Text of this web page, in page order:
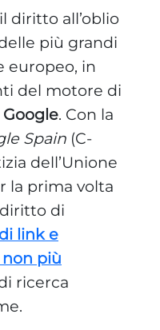
diritto all’oblio
più grandi
europeo, in
del motore di
Google. Con la
Spain (C-
dell’Unione
la prima volta
di
link e
più
ricerca